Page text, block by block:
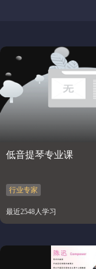
低音提琴专业课
行业专家
最近2548人学习